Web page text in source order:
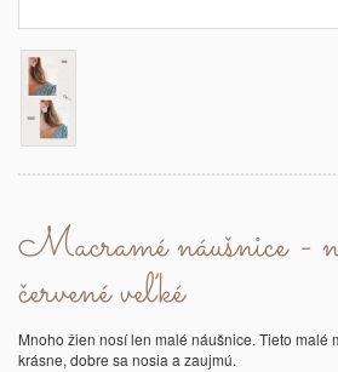
Macramé náušnice -
červené veľké
Mnoho žien nosí len malé náušnice. Tieto malé
krásne, dobre sa nosia a zaujmú.